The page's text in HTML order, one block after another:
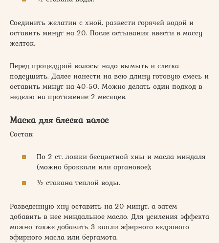
Соединить желатин с хной, развести горячей водой и
оставить минут на 20. После остывания ввести в массу
желток.
Перед процедурой волосы надо вымыть и слегка
подсушить. Далее нанести на всю длину готовую смесь и
оставить минут на 40-50. Можно делать один подход в
неделю на протяжение 2 месяцев.
Маска для блеска волос
Состав:
По 2 ст. ложки бесцветной хны и масла миндаля
(можно брокколи или аргановое);
½ стакана теплой воды.
Разведенную хну оставить на 20 минут, а затем
добавить в нее миндальное масло. Для усиления эффекта
можно также добавить 3 капли эфирного кедрового
эфирного масла или бергамота.